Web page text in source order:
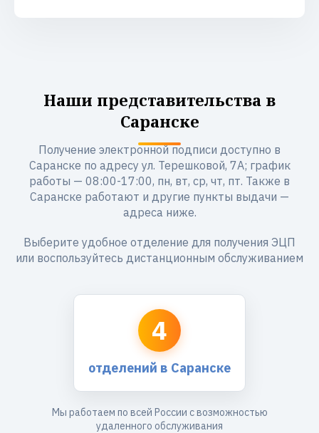
Наши представительства в
Саранске
Получение электронной подписи доступно в
Саранске по адресу ул. Терешковой, 7А; график
работы — 08:00-17:00, пн, вт, ср, чт, пт. Также в
Саранске работают и другие пункты выдачи —
адреса ниже.
Выберите удобное отделение для получения ЭЦП
или воспользуйтесь дистанционным обслуживанием
4
отделений в Саранске
Мы работаем по всей России с возможностью
удаленного обслуживания